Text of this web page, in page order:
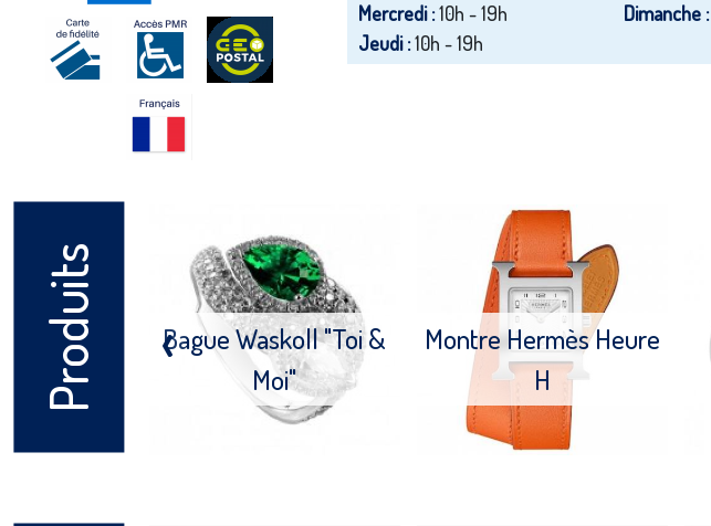
Mercredi :10h - 19h
Jeudi :10h - 19h
Dimanche :
Produits
Bague Waskoll "Toi &
Moi"
Montre Hermès Heure
H
‹